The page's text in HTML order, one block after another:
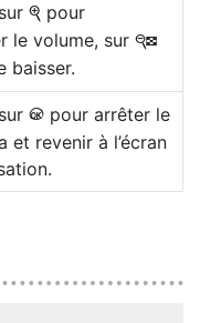
X pour
le volume, sur W
baisser.
J pour arrêter le
et revenir à l’écran